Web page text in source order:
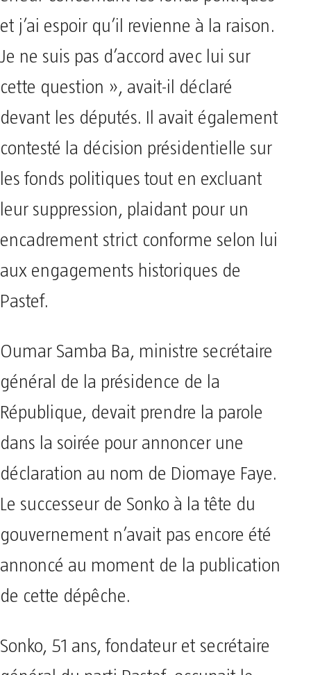
et j’ai espoir qu’il revienne à la raison.
Je ne suis pas d’accord avec lui sur
cette question », avait-il déclaré
devant les députés. Il avait également
contesté la décision présidentielle sur
les fonds politiques tout en excluant
leur suppression, plaidant pour un
encadrement strict conforme selon lui
aux engagements historiques de
Pastef.
Oumar Samba Ba, ministre secrétaire
général de la présidence de la
République, devait prendre la parole
dans la soirée pour annoncer une
déclaration au nom de Diomaye Faye.
Le successeur de Sonko à la tête du
gouvernement n’avait pas encore été
annoncé au moment de la publication
de cette dépêche.
Sonko, 51 ans, fondateur et secrétaire